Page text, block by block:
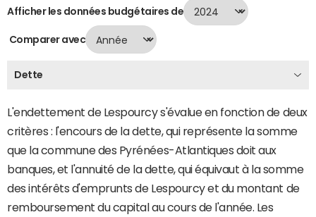
Afficher les données budgétaires de
Comparer avec
Dette
L'endettement de Lespourcy s'évalue en fonction de deux
critères : l'encours de la dette, qui représente la somme
que la commune des Pyrénées-Atlantiques doit aux
banques, et l'annuité de la dette, qui équivaut à la somme
des intérêts d'emprunts de Lespourcy et du montant de
remboursement du capital au cours de l'année. Les